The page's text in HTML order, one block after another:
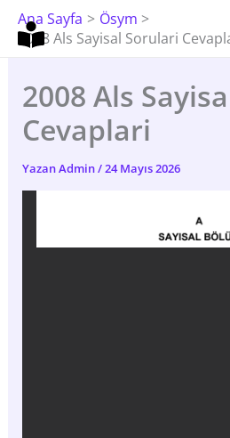
İçeriğe
Atla
Ana Sayfa
Ösym
2008 Als Sayisal Sorulari
2008 Als
Cevaplari
YazanAdmin/24 Mayıs 2026